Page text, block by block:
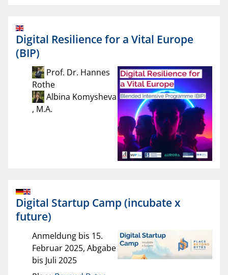
Digital Resilience for a Vital Europe
(BIP)
Prof. Dr. Hannes
Rothe
Albina Komysheva
, M.A.
Digital Startup Camp (incubate x
future)
Anmeldung bis 15.
Februar 2025, Abgabe
bis Juli 2025